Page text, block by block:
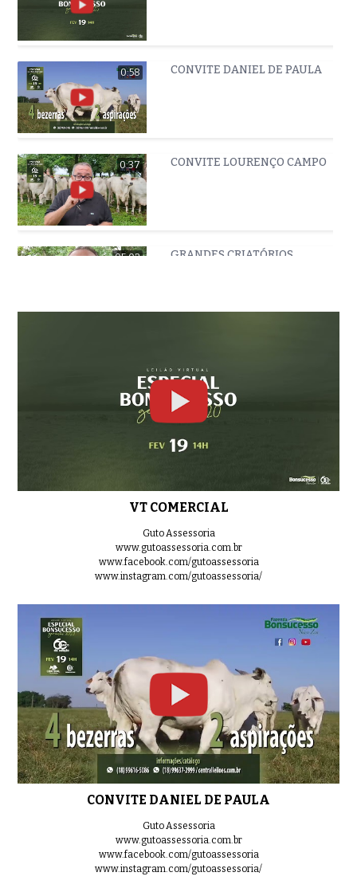
0:58 CONVITE DANIEL DE PAULA
0:37 CONVITE LOURENÇO CAMPO
05:02 GRANDES CRIATÓRIOS
LOTE ESPECIAL
BATERIA 01
0:35 BATERIA 03
BATERIA 04
VT COMERCIAL
Guto Assessoria
www.gutoassessoria.com.br
www.facebook.com/gutoassessoria
www.instagram.com/gutoassessoria/
CONVITE DANIEL DE PAULA
Guto Assessoria
www.gutoassessoria.com.br
www.facebook.com/gutoassessoria
www.instagram.com/gutoassessoria/